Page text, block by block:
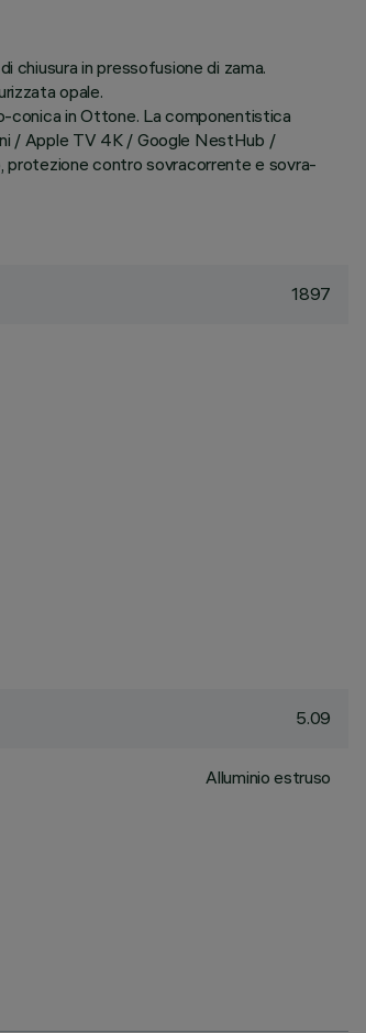
chiusura in pressofusione di zama.
opale.
conica in Ottone. La componentistica
/ Apple TV 4K / Google NestHub /
protezione contro sovracorrente e sovra-
1897
5.09
Alluminio estruso